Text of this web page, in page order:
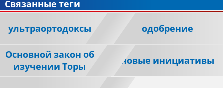
Связанные теги
ультраортодоксы одобрение
Основной закон об
изучении Торы
новые инициативы